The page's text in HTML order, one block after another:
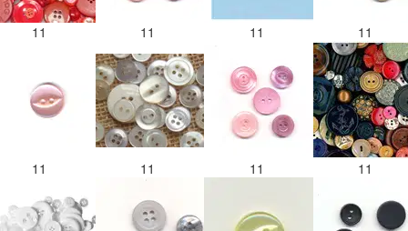
11 11 11 11
11 11 11 11